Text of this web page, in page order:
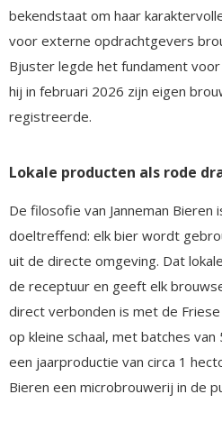
bekendstaat om haar
voor externe opdrachtgevers
Bjuster legde het fundament voor
hij in februari 2026 zijn eigen
registreerde.
Lokale producten als rode
De filosofie van Janneman Bieren
doeltreffend: elk bier wordt
uit de directe omgeving. Dat
de receptuur en geeft elk
direct verbonden is met de
op kleine schaal, met batches
een jaarproductie van circa 1
Bieren een microbrouwerij in de